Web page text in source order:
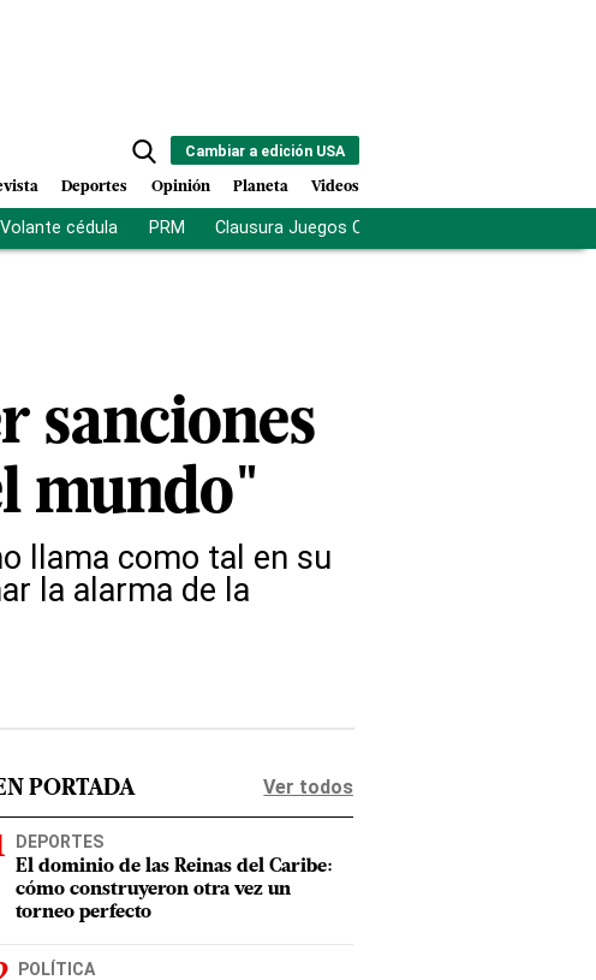
Cambiar a edición USA
Deportes Opinión Planeta Videos
Volante cédula PRM Clausura Juegos Centroamericanos
sanciones
mundo"
llama como tal en su
la alarma de la
PORTADA Ver todos
DEPORTES
El dominio de las Reinas del Caribe:
cómo construyeron otra vez un
torneo perfecto
POLÍTICA